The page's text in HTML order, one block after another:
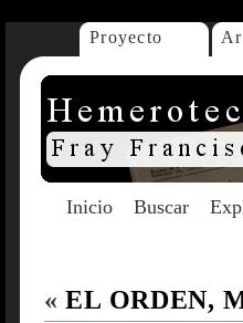
Proyecto
Inicio Buscar
« EL ORDEN,